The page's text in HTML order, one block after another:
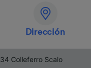
Dirección
34 Colleferro Scalo